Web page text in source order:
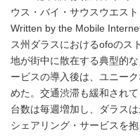
ウス・バイ・サウスウエス
Written by the Mobile
ス州ダラスにおけるofoのス
地が街中に散在する典型的
ービスの導入後は、ユニー
めた。交通渋滞も緩和され
台数は毎週増加し、ダラス
シェアリング・サービスを